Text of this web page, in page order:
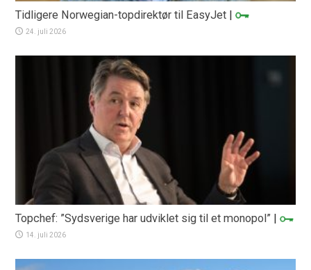
Tidligere Norwegian-topdirektør til EasyJet |
24. juli 2026
Topchef: ”Sydsverige har udviklet sig til et monopol” |
14. juli 2026